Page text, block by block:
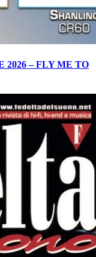
2026 – FLY ME TO